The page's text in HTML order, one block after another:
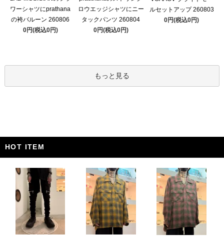
ワーシャツにprathana
の袴バルーン 260806
0円(税込0円)
ロウエッジシャツにニー
タックパンツ 260804
0円(税込0円)
ルセットアップ 260803
0円(税込0円)
もっと見る
HOT ITEM